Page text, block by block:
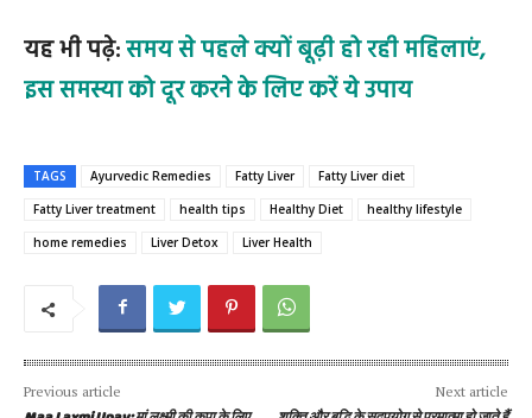
यह भी पढ़े:समय से पहले क्यों बूढ़ी हो रही महिलाएं,
इस समस्या को दूर करने के लिए करें ये उपाय
TAGS Ayurvedic Remedies Fatty Liver
Fatty Liver diet
Fatty Liver treatment
health tips Healthy Diet
healthy lifestyle
home remedies
Liver Detox Liver Health
Previous article Next article